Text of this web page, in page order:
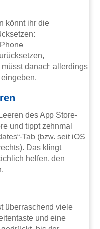
könnt ihr die
müsst danach allerdings
des App Store-
und tippt zehnmal
Tab (bzw. seit iOS
Das klingt
helfen, den
überraschend viele
und eine